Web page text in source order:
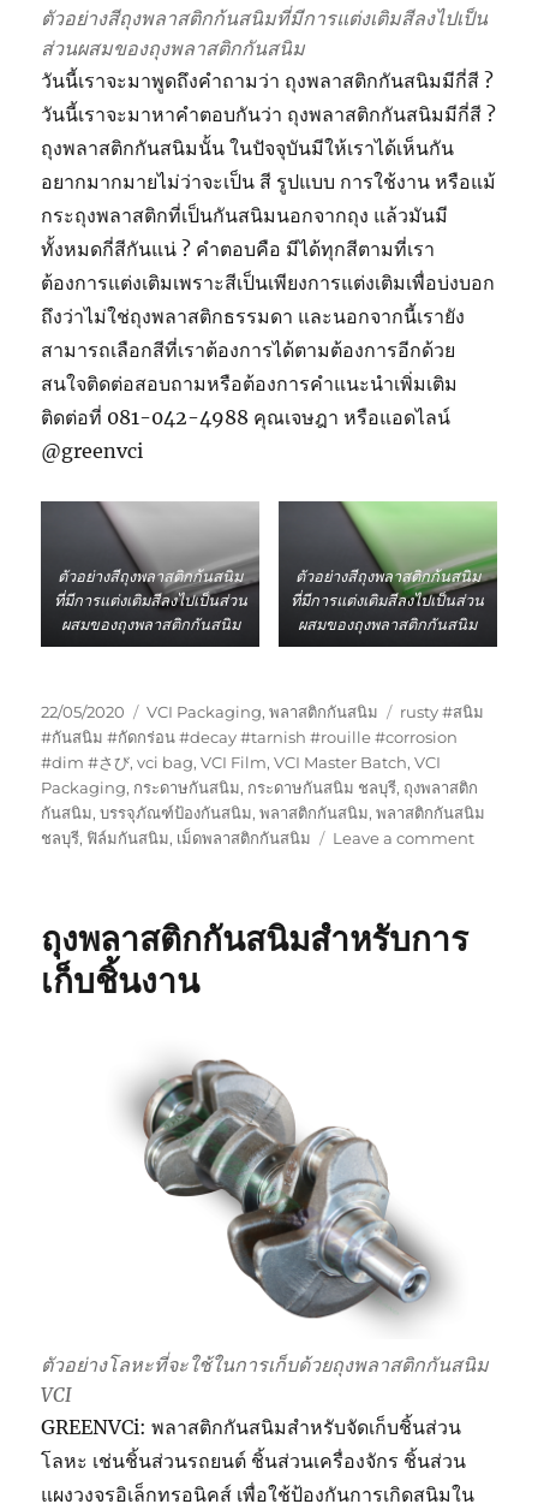
ตัวอย่างสีถุงพลาสติกก้นสนิมที่มีการแต่งเติมสีลงไปเป็น
ส่วนผสมของถุงพลาสติกกันสนิม
วันนี้เราจะมาพูดถึงคำถามว่า ถุงพลาสติกกันสนิมมีกี่สี ?
วันนี้เราจะมาหาคำตอบกันว่า ถุงพลาสติกกันสนิมมีกี่สี ?
ถุงพลาสติกกันสนิมนั้น ในปัจจุบันมีให้เราได้เห็นกัน
อยากมากมายไม่ว่าจะเป็น สี รูปแบบ การใช้งาน หรือแม้
กระถุงพลาสติกที่เป็นกันสนิมนอกจากถุง แล้วมันมี
ทั้งหมดกี่สีกันแน่ ? คำตอบคือ มีได้ทุกสีตามที่เรา
ต้องการแต่งเติมเพราะสีเป็นเพียงการแต่งเติมเพื่อบ่งบอก
ถึงว่าไม่ใช่ถุงพลาสติกธรรมดา และนอกจากนี้เรายัง
สามารถเลือกสีที่เราต้องการได้ตามต้องการอีกด้วย
สนใจติดต่อสอบถามหรือต้องการคำแนะนำเพิ่มเติม
ติดต่อที่ 081-042-4988 คุณเจษฎา หรือแอดไลน์
@greenvci
ตัวอย่างสีถุงพลาสติกก้นสนิม
ที่มีการแต่งเติมสีลงไปเป็นส่วน
ผสมของถุงพลาสติกกันสนิม
ตัวอย่างสีถุงพลาสติกก้นสนิม
ที่มีการแต่งเติมสีลงไปเป็นส่วน
ผสมของถุงพลาสติกกันสนิม
Posted
on
22/05/2020 Categories
VCI Packaging,พลาสติกกันสนิม Tags
rusty #สนิม
#กันสนิม #กัดกร่อน #decay #tarnish #rouille #corrosion
#dim #さび,vci bag,VCI Film,VCI Master Batch,VCI
Packaging, กระดาษกันสนิม, กระดาษกันสนิม ชลบุรี, ถุงพลาสติก
กันสนิม,บรรจุภัณฑ์ป้องกันสนิม,พลาสติกกันสนิม,พลาสติกกันสนิม
ชลบุรี, ฟิล์มกันสนิม, เม็ดพลาสติกกันสนิม Leave a commenton
ถุงพลาสติกกันสนิมสำหรับการ
เก็บชิ้นงาน
ตัวอย่างโลหะที่จะใช้ในการเก็บด้วยถุงพลาสติกกันสนิม
VCI
GREENVCi: พลาสติกกันสนิมสำหรับจัดเก็บชิ้นส่วน
โลหะ เช่นชิ้นส่วนรถยนต์ ชิ้นส่วนเครื่องจักร ชิ้นส่วน
แผงวงจรอิเล็กทรอนิคส์ เพื่อใช้ป้องกันการเกิดสนิมใน